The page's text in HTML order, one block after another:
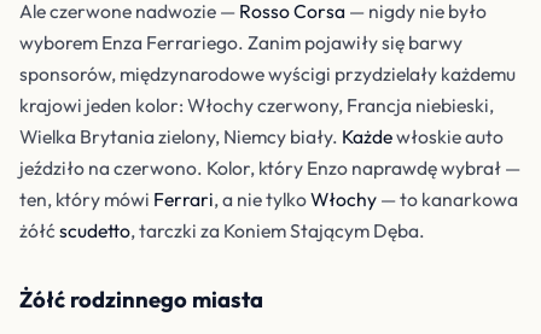
Ale czerwone nadwozie — Rosso Corsa — nigdy nie było
wyborem Enza Ferrariego. Zanim pojawiły się barwy
sponsorów, międzynarodowe wyścigi przydzielały każdemu
krajowi jeden kolor: Włochy czerwony, Francja niebieski,
Wielka Brytania zielony, Niemcy biały. Każdewłoskie auto
jeździło na czerwono. Kolor, który Enzo naprawdę wybrał —
ten, który mówi Ferrari, a nie tylkoWłochy — to kanarkowa
żółć scudetto, tarczki za Koniem Stającym Dęba.
Żółć rodzinnego miasta